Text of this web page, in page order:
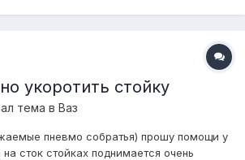
укоротить стойку
тема в Ваз
пневмо собратья) прошу помощи у
сток стойках поднимается очень